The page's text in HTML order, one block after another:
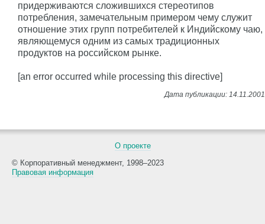
придерживаются сложившихся стереотипов
потребления, замечательным примером чему служит
отношение этих групп потребителей к Индийскому чаю,
являющемуся одним из самых традиционных
продуктов на российском рынке.
[an error occurred while processing this directive]
О проекте
© Корпоративный менеджмент, 1998–2023
Правовая информация